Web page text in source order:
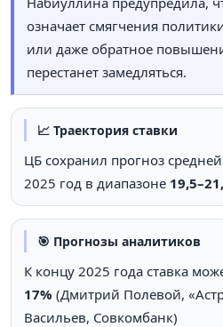
означает смягчения
или даже обратное
перестанет замедляться.
📈 Траектория ставки
ЦБ сохранил прогноз
2025 год в диапазоне
🎯 Прогнозы аналитиков
К концу 2025 года ставка
17% (Дмитрий Полевой,
Васильев, Совкомбанк)